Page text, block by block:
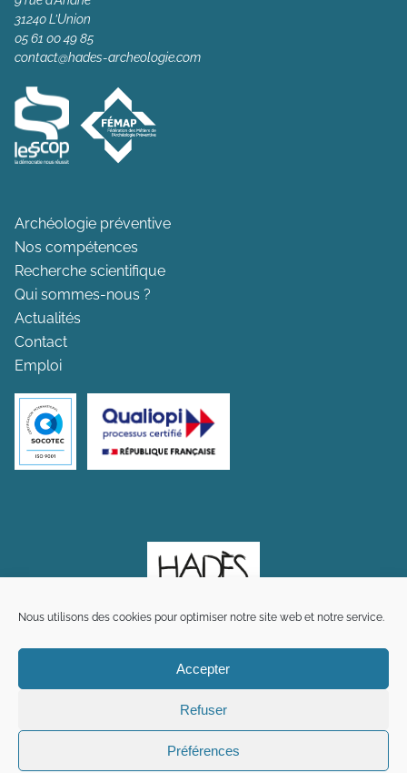
Nous utilisons des cookies pour optimiser notre site web et notre service.
Accepter
Refuser
Préférences
31240 L’Union
05 61 00 49 85
contact@hades-archeologie.com
Archéologie préventive
Nos compétences
Recherche scientifique
Qui sommes-nous ?
Actualités
Contact
Emploi
Mentions légales